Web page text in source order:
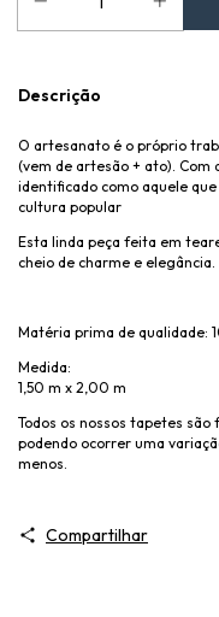
Descrição
O artesanato é o próprio
(vem de artesão + ato). Com
identificado como aquele
cultura popular
Esta linda peça feita em
cheio de charme e elegância.
Matéria prima de qualidade:
Medida:
1,50 m x 2,00 m
Todos os nossos tapetes
podendo ocorrer uma
menos.
Compartilhar